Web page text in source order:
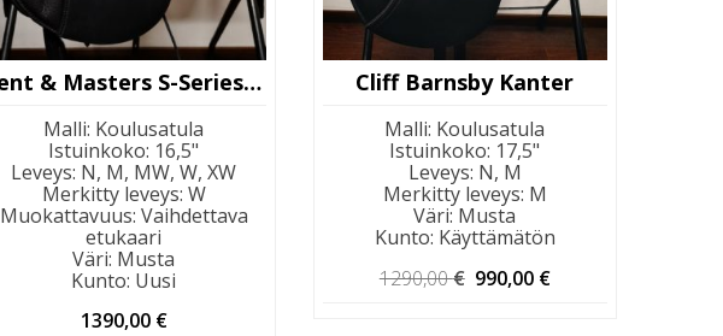
Kent & Masters S-Series Moveable Block
Malli: Koulusatula
Istuinkoko: 16,5"
Leveys: N, M, MW, W, XW
Merkitty leveys: W
Muokattavuus: Vaihdettava
etukaari
Väri: Musta
Kunto: Uusi
1390,00 €
Cliff Barnsby Kanter
Malli: Koulusatula
Istuinkoko: 17,5"
Leveys: N, M
Merkitty leveys: M
Väri: Musta
Kunto: Käyttämätön
1290,00€ Alkuperäinen
990,00 €